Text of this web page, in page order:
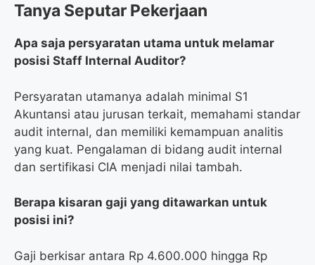
Tanya Seputar Pekerjaan
Apa saja persyaratan utama untuk melamar
posisi Staff Internal Auditor?
Persyaratan utamanya adalah minimal S1
Akuntansi atau jurusan terkait, memahami standar
audit internal, dan memiliki kemampuan analitis
yang kuat. Pengalaman di bidang audit internal
dan sertifikasi CIA menjadi nilai tambah.
Berapa kisaran gaji yang ditawarkan untuk
posisi ini?
Gaji berkisar antara Rp 4.600.000 hingga Rp